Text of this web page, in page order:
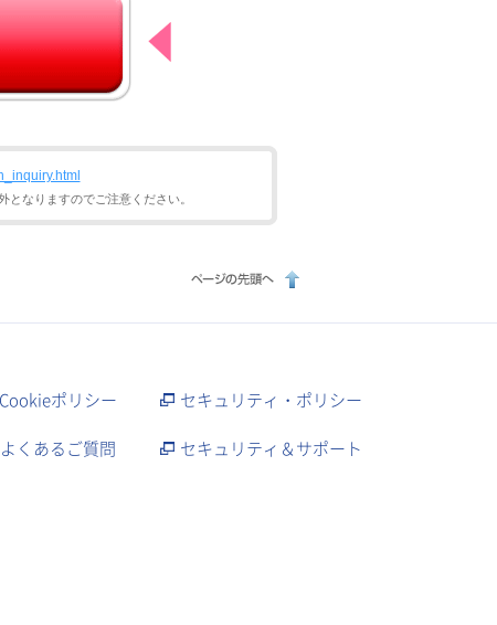
なりますのでご注意ください。
Cookieポリシー
セキュリティ・ポリシー
よくあるご質問
セキュリティ＆サポート